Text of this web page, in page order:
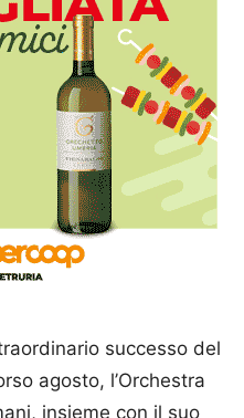
successo del
agosto, l’Orchestra
insieme con il suo